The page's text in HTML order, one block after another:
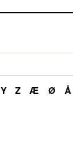
Y Z Æ Ø Å